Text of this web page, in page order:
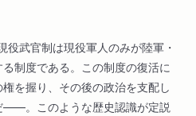
武官制は現役軍人のみが陸軍・
制度である。この制度の復活に
を握り、その後の政治を支配し
――。このような歴史認識が定説